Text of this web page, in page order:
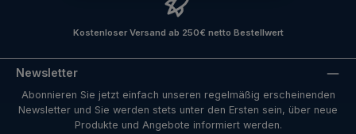
Kostenloser Versand ab 250€ netto Bestellwert
Newsletter
Abonnieren Sie jetzt einfach unseren regelmäßig erscheinenden
Newsletter und Sie werden stets unter den Ersten sein, über neue
Produkte und Angebote informiert werden.